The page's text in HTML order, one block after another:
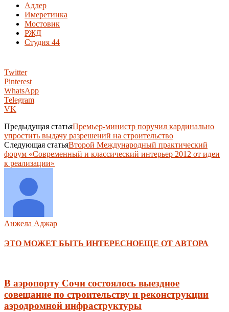
Адлер
Имеретинка
Мостовик
РЖД
Студия 44
Twitter
Pinterest
WhatsApp
Telegram
VK
Предыдущая статьяПремьер-министр поручил кардинально
упростить выдачу разрешений на строительство
Следующая статьяВторой Международный практический
форум «Современный и классический интерьер 2012 от идеи
к реализации»
Анжела Аджар
ЭТО МОЖЕТ БЫТЬ ИНТЕРЕСНОЕЩЕ ОТ АВТОРА
В аэропорту Сочи состоялось выездное
совещание по строительству и реконструкции
аэродромной инфраструктуры